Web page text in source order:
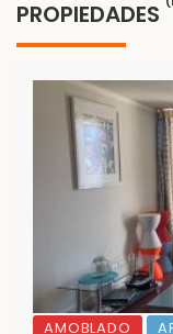
PROPIEDADES
AMOBLADO